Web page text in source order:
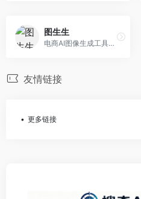
图生生
电商AI图像生成工具，专注于商品图创作。面向电商卖家，提供商品图生成、背景替换、批量处理等服务，商品图质量高。
友情链接
更多链接